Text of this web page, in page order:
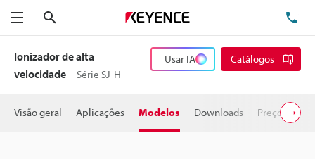
Menu
Ionizador de alta
velocidade
Série SJ-H
Usar IA Catálogos
Visão geral Aplicações Modelos Downloads Preço